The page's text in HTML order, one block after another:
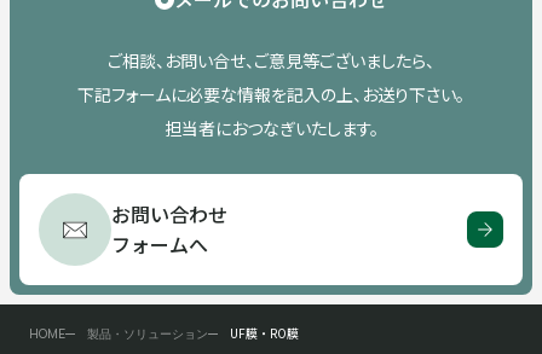
ご相談、お問い合せ、ご意見等ございましたら、
下記フォームに必要な情報を記入の上、お送り下さい。
担当者におつなぎいたします。
お問い合わせ
フォームへ
HOME 製品・ソリューション UF膜・RO膜